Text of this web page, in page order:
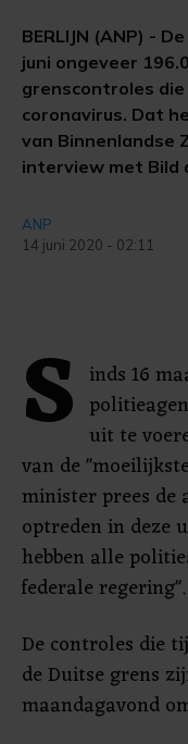
BERLIJN (ANP) -
juni ongeveer
grenscontroles
coronavirus. Dat
van Binnenlandse
interview met Bild
ANP
14 juni 2020 - 02:11
S inds 16
uit te
van de
minister prees de
optreden in deze
hebben alle
federale regering".
De controles die
de Duitse grens
maandagavond